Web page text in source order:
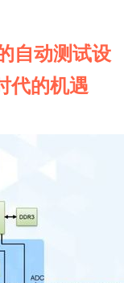
自动测试设
代的机遇